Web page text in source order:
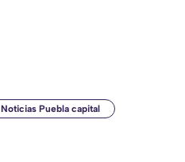
Noticias Puebla capital